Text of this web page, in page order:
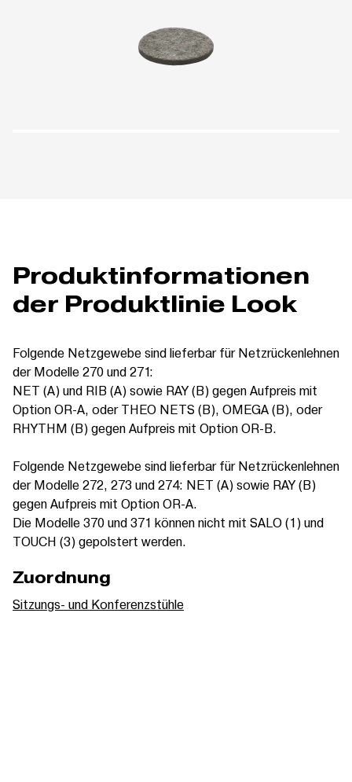
Produktinformationen
der Produktlinie Look
Folgende Netzgewebe sind lieferbar für Netzrückenlehnen
der Modelle 270 und 271:
NET (A) und RIB (A) sowie RAY (B) gegen Aufpreis mit
Option OR-A, oder THEO NETS (B), OMEGA (B), oder
RHYTHM (B) gegen Aufpreis mit Option OR-B.
Folgende Netzgewebe sind lieferbar für Netzrückenlehnen
der Modelle 272, 273 und 274: NET (A) sowie RAY (B)
gegen Aufpreis mit Option OR-A.
Die Modelle 370 und 371 können nicht mit SALO (1) und
TOUCH (3) gepolstert werden.
Zuordnung
Sitzungs- und Konferenzstühle